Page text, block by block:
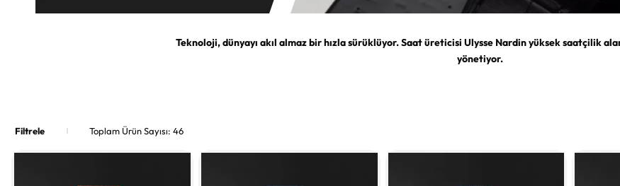
Teknoloji, dünyayı akıl almaz bir hızla sürüklüyor. Saat üreticisi Ulysse Nardin yüksek saatçilik
yönetiyor.
Toplam Ürün Sayısı: 46
Filtrele